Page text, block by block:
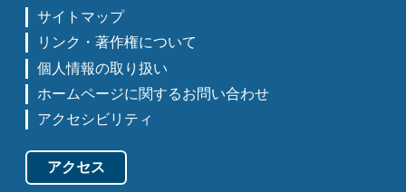
サイトマップ
リンク・著作権について
個人情報の取り扱い
ホームページに関するお問い合わせ
アクセシビリティ
アクセス